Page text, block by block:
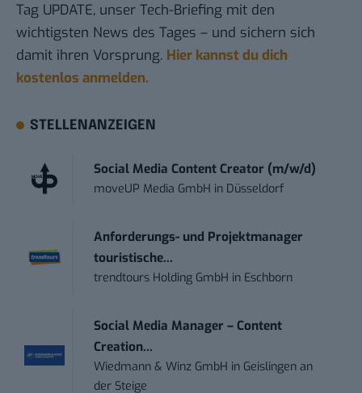
Tag UPDATE, unser Tech-Briefing mit den
wichtigsten News des Tages – und sichern sich
damit ihren Vorsprung. Hier kannst du dich
kostenlos anmelden.
STELLENANZEIGEN
Social Media Content Creator (m/w/d)
moveUP Media GmbH in Düsseldorf
Anforderungs- und Projektmanager
touristische...
trendtours Holding GmbH in Eschborn
Social Media Manager – Content
Creation...
Wiedmann & Winz GmbH in Geislingen an
der Steige